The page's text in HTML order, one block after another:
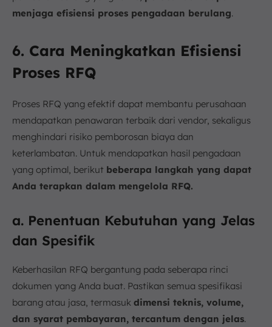
menjaga efisiensi proses pengadaan berulang.
6. Cara Meningkatkan Efisiensi
Proses RFQ
Proses RFQ yang efektif dapat membantu perusahaan
mendapatkan penawaran terbaik dari vendor, sekaligus
menghindari risiko pemborosan biaya dan
keterlambatan. Untuk mendapatkan hasil pengadaan
yang optimal, berikut beberapa langkah yang dapat
Anda terapkan dalam mengelola RFQ.
a. Penentuan Kebutuhan yang Jelas
dan Spesifik
Keberhasilan RFQ bergantung pada seberapa rinci
dokumen yang Anda buat. Pastikan semua spesifikasi
barang atau jasa, termasuk dimensi teknis, volume,
dan syarat pembayaran, tercantum dengan jelas.